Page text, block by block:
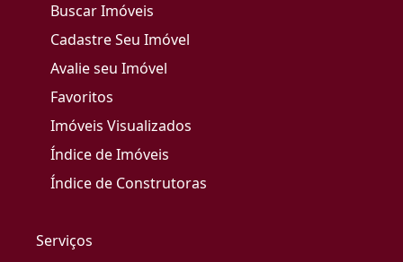
Buscar Imóveis
Cadastre Seu Imóvel
Avalie seu Imóvel
Favoritos
Imóveis Visualizados
Índice de Imóveis
Índice de Construtoras
Serviços